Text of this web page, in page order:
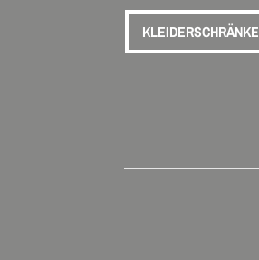
KLEIDERSCHRÄNKE